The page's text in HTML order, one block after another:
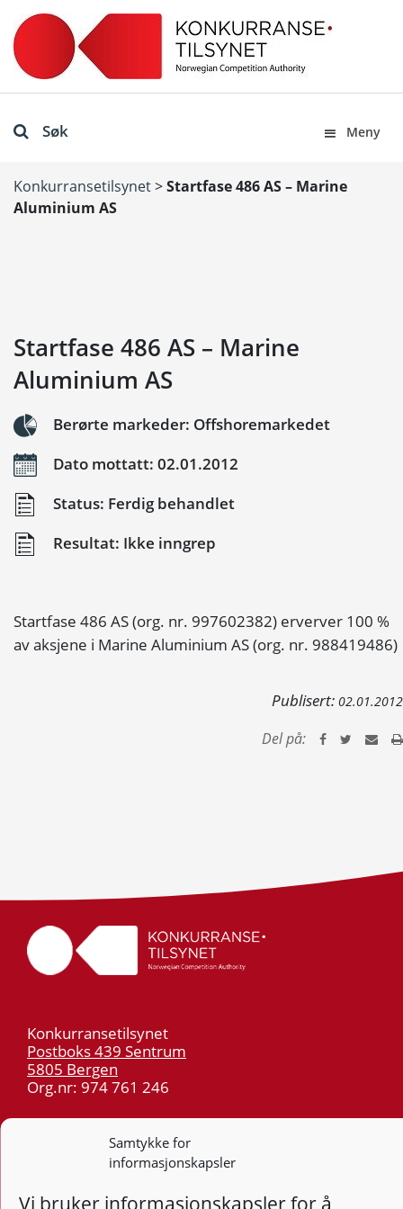
Samtykke for
informasjonskapsler
Vi bruker informasjonskapsler for å
Søk Meny
Konkurransetilsynet>Startfase 486 AS – Marine
Aluminium AS
Startfase 486 AS – Marine
Aluminium AS
Berørte markeder: Offshoremarkedet
Dato mottatt: 02.01.2012
Status: Ferdig behandlet
Resultat: Ikke inngrep
Startfase 486 AS (org. nr. 997602382) erverver 100 %
av aksjene i Marine Aluminium AS (org. nr. 988419486)
Publisert: 02.01.2012
Del på:
Konkurransetilsynet
Postboks 439 Sentrum
5805 Bergen
Org.nr: 974 761 246
55 59 75 00
post@kt.no